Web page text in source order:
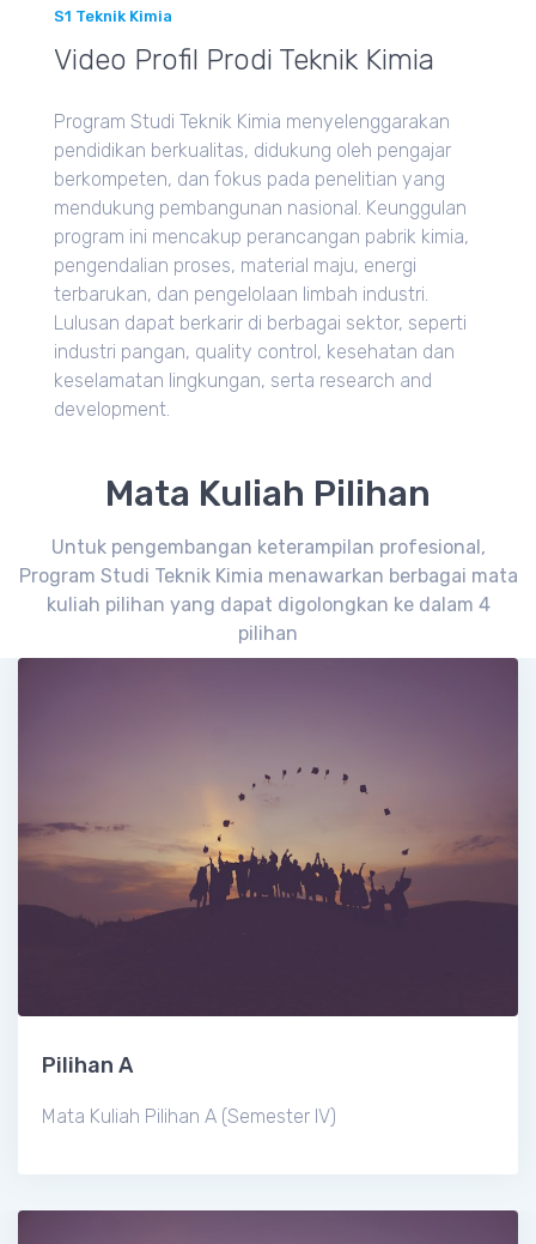
S1 Teknik Kimia
Video Profil Prodi Teknik Kimia
Program Studi Teknik Kimia menyelenggarakan
pendidikan berkualitas, didukung oleh pengajar
berkompeten, dan fokus pada penelitian yang
mendukung pembangunan nasional. Keunggulan
program ini mencakup perancangan pabrik kimia,
pengendalian proses, material maju, energi
terbarukan, dan pengelolaan limbah industri.
Lulusan dapat berkarir di berbagai sektor, seperti
industri pangan, quality control, kesehatan dan
keselamatan lingkungan, serta research and
development.
Mata Kuliah Pilihan
Untuk pengembangan keterampilan profesional,
Program Studi Teknik Kimia menawarkan berbagai mata
kuliah pilihan yang dapat digolongkan ke dalam 4
pilihan
Pilihan A
Mata Kuliah Pilihan A (Semester IV)